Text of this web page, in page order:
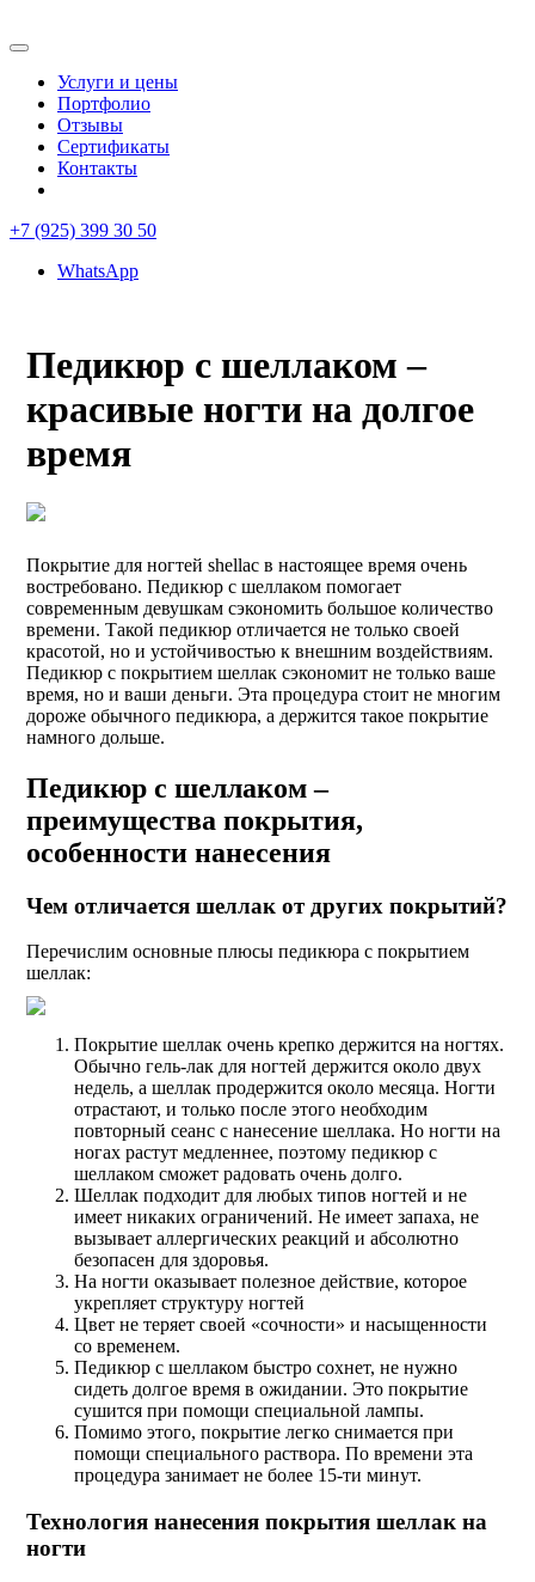
Услуги и цены
Портфолио
Отзывы
Сертификаты
Контакты
+7 (925) 399 30 50
WhatsApp
Педикюр с шеллаком –
красивые ногти на долгое
время
Покрытие для ногтей shellac в настоящее время очень
востребовано. Педикюр с шеллаком помогает
современным девушкам сэкономить большое количество
времени. Такой педикюр отличается не только своей
красотой, но и устойчивостью к внешним воздействиям.
Педикюр с покрытием шеллак сэкономит не только ваше
время, но и ваши деньги. Эта процедура стоит не многим
дороже обычного педикюра, а держится такое покрытие
намного дольше.
Педикюр с шеллаком –
преимущества покрытия,
особенности нанесения
Чем отличается шеллак от других покрытий?
Перечислим основные плюсы педикюра с покрытием
шеллак:
Покрытие шеллак очень крепко держится на ногтях.
Обычно гель-лак для ногтей держится около двух
недель, а шеллак продержится около месяца. Ногти
отрастают, и только после этого необходим
повторный сеанс с нанесение шеллака. Но ногти на
ногах растут медленнее, поэтому педикюр с
шеллаком сможет радовать очень долго.
Шеллак подходит для любых типов ногтей и не
имеет никаких ограничений. Не имеет запаха, не
вызывает аллергических реакций и абсолютно
безопасен для здоровья.
На ногти оказывает полезное действие, которое
укрепляет структуру ногтей
Цвет не теряет своей «сочности» и насыщенности
со временем.
Педикюр с шеллаком быстро сохнет, не нужно
сидеть долгое время в ожидании. Это покрытие
сушится при помощи специальной лампы.
Помимо этого, покрытие легко снимается при
помощи специального раствора. По времени эта
процедура занимает не более 15-ти минут.
Технология нанесения покрытия шеллак на
ногти